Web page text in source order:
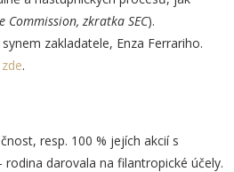
Commission, zkratka SEC).
zakladatele, Enza Ferrariho.
.
resp. 100 % jejích akcií s
darovala na filantropické účely.